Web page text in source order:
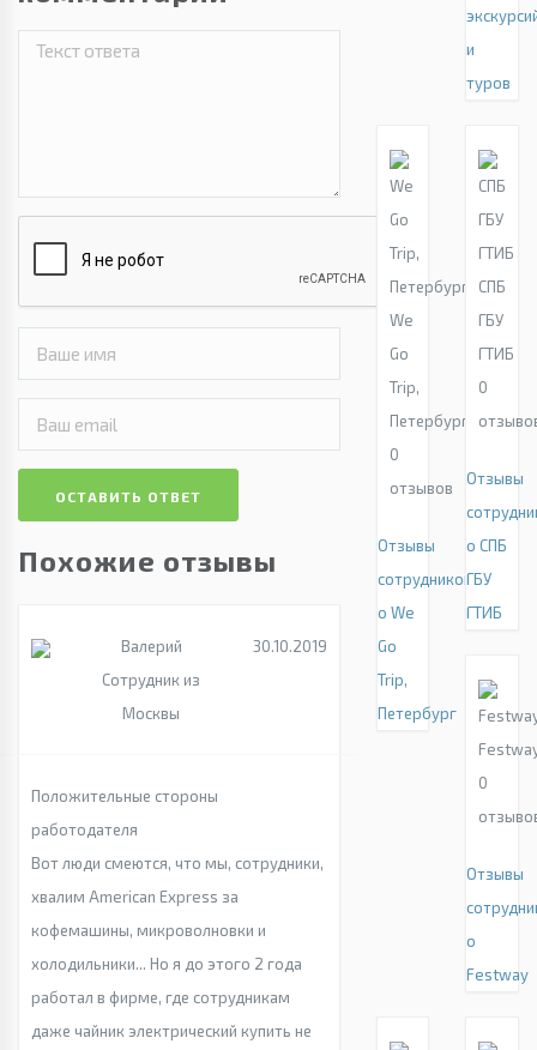
ОСТАВИТЬ ОТВЕТ
Похожие отзывы
Валерий
Сотрудник из
Москвы
30.10.2019
Положительные стороны
работодателя
Вот люди смеются, что мы, сотрудники,
хвалим American Express за
кофемашины, микроволновки и
холодильники... Но я до этого 2 года
работал в фирме, где сотрудникам
даже чайник электрический купить не
и
туров
We
Go
Trip,
Петербург
0
отзывов
Отзывы
сотрудников
о We
Go
Trip,
Петербург
СПБ
ГБУ
ГТИБ
0
Отзывы
о СПБ
ГБУ
ГТИБ
0
Отзывы
о
Festway